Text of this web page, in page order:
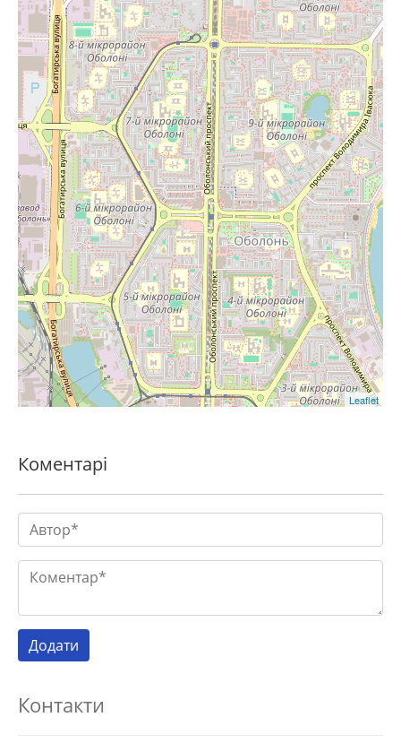
Leaflet
Коментарі
Контакти